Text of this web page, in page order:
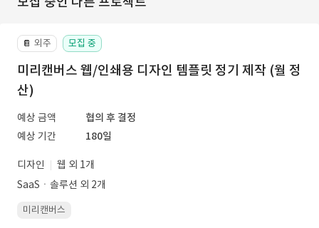
📔 외주 모집 중
미리캔버스 웹/인쇄용 디자인 템플릿 정기 제작 (월 정
산)
예상 금액
협의 후 결정
예상 기간
180일
디자인
웹 외 1개
SaaSㆍ솔루션 외 2개
미리캔버스